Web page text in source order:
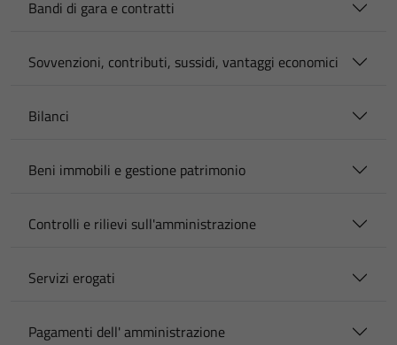
Bandi di gara e contratti
Sovvenzioni, contributi, sussidi, vantaggi economici
Bilanci
Beni immobili e gestione patrimonio
Controlli e rilievi sull'amministrazione
Servizi erogati
Pagamenti dell' amministrazione